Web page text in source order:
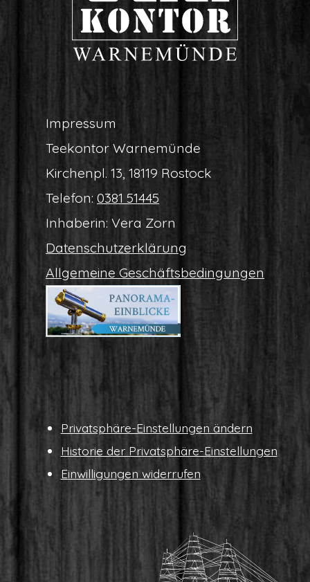
Impres­sum
Tee­kon­tor Warnemünde
Kir­chen­pl. 13, 18119 Rostock
Tele­fon: 0381 51445
Inha­be­rin: Vera Zorn
Daten­schutz­er­klä­rung
All­ge­mei­ne Geschäftsbedingungen
Pri­vat­sphä­re-Ein­stel­lun­gen ändern
His­to­rie der Privatsphäre-Einstellungen
Ein­wil­li­gun­gen widerrufen